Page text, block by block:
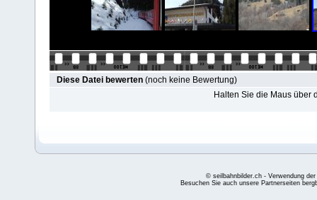
Diese Datei bewerten (noch keine Bewertung)
Halten Sie die Maus über
© seilbahnbilder.ch - Verwendung
Besuchen Sie auch unsere Partnerseiten